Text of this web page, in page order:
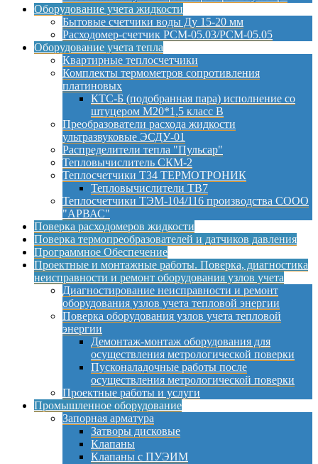
Оборудование учета жидкости
Бытовые счетчики воды Ду 15-20 мм
Расходомер-счетчик РСМ-05.03/РСМ-05.05
Оборудование учета тепла
Квартирные теплосчетчики
Комплекты термометров сопротивления
платиновых
КТС-Б (подобранная пара) исполнение со
штуцером М20*1,5 класс B
Преобразователи расхода жидкости
ультразвуковые ЭСДУ-01
Распределители тепла "Пульсар"
Тепловычислитель СКМ-2
Теплосчетчики Т34 ТЕРМОТРОНИК
Тепловычислители ТВ7
Теплосчетчики ТЭМ-104/116 производства СООО
"АРВАС"
Поверка расходомеров жидкости
Поверка термопреобразователей и датчиков давления
Программное Обеспечение
Проектные и монтажные работы. Поверка, диагностика
неисправности и ремонт оборудования узлов учета
Диагностирование неисправности и ремонт
оборудования узлов учета тепловой энергии
Поверка оборудования узлов учета тепловой
энергии
Демонтаж-монтаж оборудования для
осуществления метрологической поверки
Пусконаладочные работы после
осуществления метрологической поверки
Проектные работы и услуги
Промышленное оборудование
Запорная арматура
Затворы дисковые
Клапаны
Клапаны с ПУЭИМ